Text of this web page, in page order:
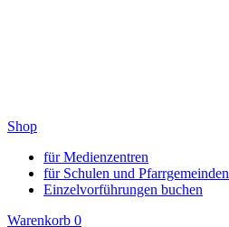
Shop
für Medienzentren
für Schulen und Pfarrgemeinden
Einzelvorführungen buchen
Warenkorb 0